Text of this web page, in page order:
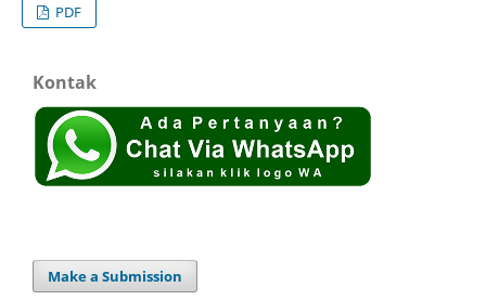
PDF
Kontak
Make a Submission